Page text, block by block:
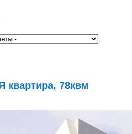
78квм